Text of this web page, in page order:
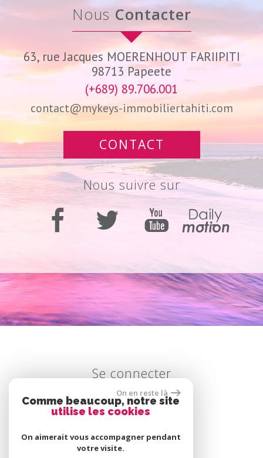
Nous Contacter
63, rue Jacques MOERENHOUT FARIIPITI
98713 Papeete
(+689) 89.706.001
contact@mykeys-immobiliertahiti.com
CONTACT
Nous suivre sur
Se connecter
Espace propriétaire
On en reste là
Comme beaucoup, notre site
utilise les cookies
On aimerait vous accompagner pendant
votre visite.